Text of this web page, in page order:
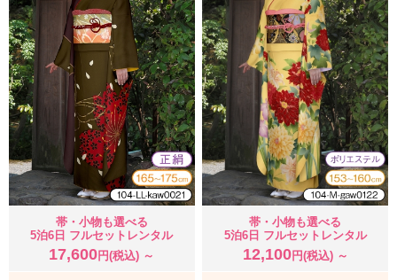
帯・小物も選べる
5泊6日 フルセットレンタル
17,600 円(税込) ～
帯・小物も選べる
5泊6日 フルセットレンタル
12,100円(税込) ～